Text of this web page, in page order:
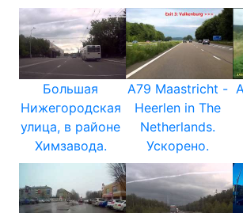
Большая
Нижегородская
улица, в районе
Химзавода.
A79 Maastricht -
Heerlen in The
Netherlands.
Ускорено.